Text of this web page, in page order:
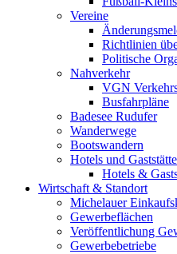
Vereine
Richtlinien
Politische
Nahverkehr
VGN
Busfahrpläne
Badesee Rudufer
Wanderwege
Bootswandern
Hotels und
Hotels &
Wirtschaft & Standort
Michelauer
Gewerbeflächen
Veröffentlichung
Gewerbebetriebe